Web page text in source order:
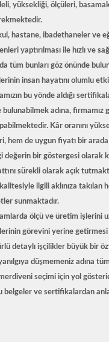
yüksekliği, ölçüleri,
hastane, ibadethaneler ve
yaptırılması ile hızlı ve
tüm bunları göz önünde
insan hayatını olumlu
bu yönde aldığı
adına, firmamız
Kâr oranını
de uygun fiyatı bir arada
değerin bir göstergesi olarak
sürekli olarak açık
ilgili aklınıza takılan
sunmaktadır.
ölçü ve üretim işlerini
görevini yerine
detaylı işçilikler büyük bir
düşmemeniz adına
seçimi için yol
ve sertifikalardan